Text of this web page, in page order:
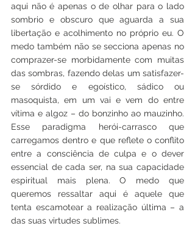
aqui não é apenas o de olhar para o lado
sombrio e obscuro que aguarda a sua
libertação e acolhimento no próprio eu. O
medo também não se secciona apenas no
comprazer-se morbidamente com muitas
das sombras, fazendo delas um satisfazer-
se sórdido e egoístico, sádico ou
masoquista, em um vai e vem do entre
vítima e algoz – do bonzinho ao mauzinho.
Esse paradigma herói-carrasco que
carregamos dentro e que reflete o conflito
entre a consciência de culpa e o dever
essencial de cada ser, na sua capacidade
espiritual mais plena. O medo que
queremos ressaltar aqui é aquele que
tenta escamotear a realização última – a
das suas virtudes sublimes.